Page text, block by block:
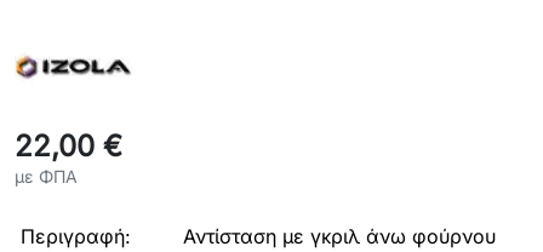
22,00 €
με ΦΠΑ
Περιγραφή:
Αντίσταση με γκριλ άνω φούρνου